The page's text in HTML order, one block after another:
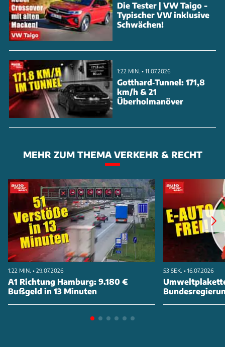
Die Tester | VW Taigo -
Typischer VW inklusive
Schwächen!
1:22 MIN. • 11.07.2026
Gotthard‑Tunnel: 171,8
km/h & 21
Überholmanöver
MEHR ZUM THEMA VERKEHR & RECHT
1:22 MIN. • 29.07.2026
A1 Richtung Hamburg: 9.180 €
Bußgeld in 13 Minuten
53 SEK. • 16.07.2026